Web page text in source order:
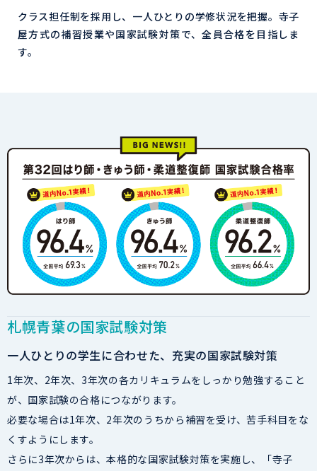
クラス担任制を採用し、一人ひとりの学修状況を把握。寺子
屋方式の補習授業や国家試験対策で、全員合格を目指しま
す。
札幌青葉の国家試験対策
一人ひとりの学生に合わせた、充実の国家試験対策
1年次、2年次、3年次の各カリキュラムをしっかり勉強すること
が、国家試験の合格につながります。
必要な場合は1年次、2年次のうちから補習を受け、苦手科目をな
くすようにします。
さらに3年次からは、本格的な国家試験対策を実施し、「寺子